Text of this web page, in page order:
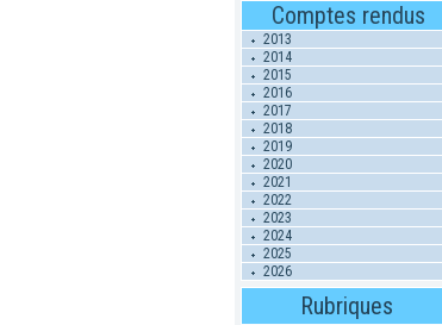
Comptes rendus
2013
2014
2015
2016
2017
2018
2019
2020
2021
2022
2023
2024
2025
2026
Rubriques